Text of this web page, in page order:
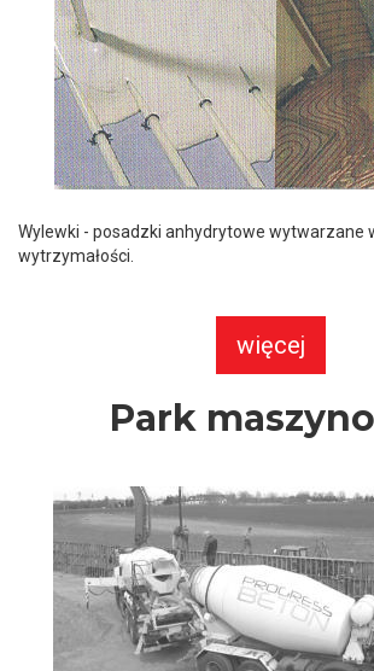
Wylewki - posadzki anhydrytowe wytwarzane
wytrzymałości.
więcej
Park